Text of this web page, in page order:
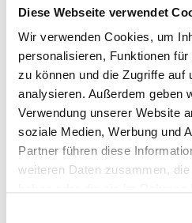
Diese Webseite verwendet
Wir verwenden Cookies, um
personalisieren, Funktionen
zu können und die Zugriffe auf
analysieren. Außerdem geben
Verwendung unserer Website
soziale Medien, Werbung und
Partner führen diese
weiteren Daten zusammen,
Gedanken. Wir
selbst und unsere
zur Verbindung,
die Reaktion des
zu kennen.
Diese Limitierung
daran, neue